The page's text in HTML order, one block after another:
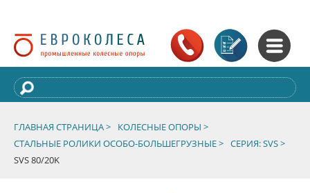
ГЛАВНАЯ СТРАНИЦА >
КОЛЕСНЫЕ ОПОРЫ >
СТАЛЬНЫЕ РОЛИКИ ОСОБО-БОЛЬШЕГРУЗНЫЕ > СЕРИЯ: SVS >
SVS 80/20K